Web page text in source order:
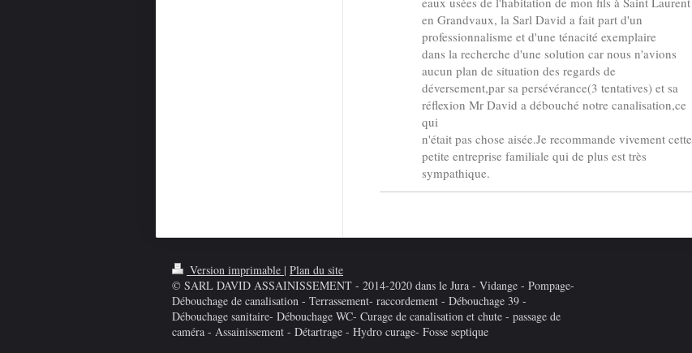
en Grandvaux, la Sarl David a fait part d'un
professionnalisme et d'une ténacité exemplaire
dans la recherche d'une solution car nous n'avions
aucun plan de situation des regards de
déversement,par sa persévérance(3 tentatives) et sa
réflexion Mr David a débouché notre canalisation,ce
qui
n'était pas chose aisée.Je recommande vivement cette
petite entreprise familiale qui de plus est très
sympathique.
Version imprimable | Plan du site
© SARL DAVID ASSAINISSEMENT - 2014-2020 dans le Jura - Vidange - Pompage-
Débouchage de canalisation - Terrassement- raccordement - Débouchage 39 -
Débouchage sanitaire- Débouchage WC- Curage de canalisation et chute - passage de
caméra - Assainissement - Détartrage - Hydro curage- Fosse septique